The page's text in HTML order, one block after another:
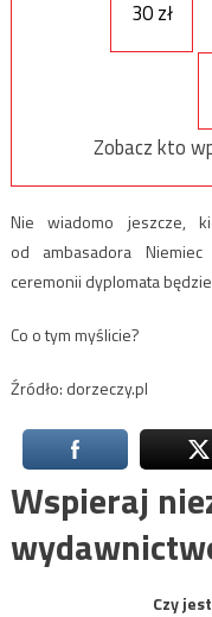
30 zł
Zobacz kto
Nie wiadomo jeszcze,
od ambasadora
ceremonii dyplomata
Co o tym myślicie?
Źródło: dorzeczy.pl
Wspieraj
Czy